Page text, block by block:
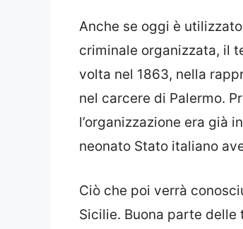
Anche se oggi è
criminale organizzata, il
volta nel 1863, nella
nel carcere di Palermo.
l’organizzazione era già
neonato Stato italiano
Ciò che poi verrà
Sicilie. Buona parte